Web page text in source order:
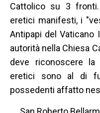
Cattolico su 3
eretici manifesti, i
Antipapi del Vaticano
autorità nella Chiesa
deve riconoscere
eretici sono al di
possedenti affatto